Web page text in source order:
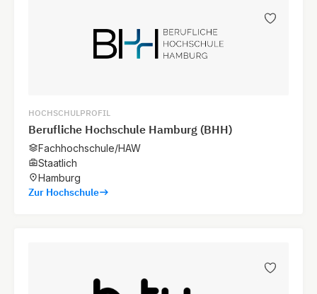
HOCHSCHULPROFIL
Berufliche Hochschule Hamburg (BHH)
Fachhochschule/HAW
Staatlich
Hamburg
Zur Hochschule